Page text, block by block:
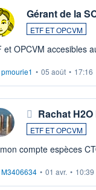
Gérant de la
ETF ET OPCVM
ETF et OPCVM
pmourie1 • 05 août • 17:16
Rachat
ETF ET OPCVM
compte espèces
M3406634 • 01 avr. • 10:39